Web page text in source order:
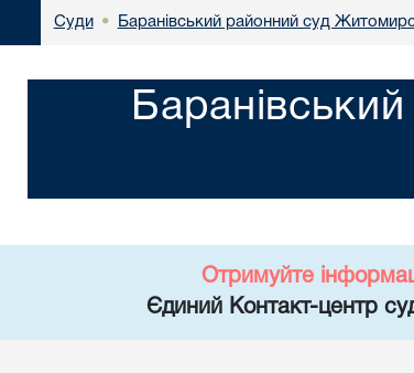
Суди • Баранівський районний суд
Отримуйте
Єдиний Контакт-центр